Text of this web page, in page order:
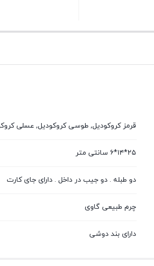
قرمز کروکودیل, طوسی کروکودیل, عسلی
۲۵*۱۴*۶ سانتی متر
دو طبله . دو جیب در داخل . دارای جای کارت
چرم طبیعی گاوی
دارای بند دوشی